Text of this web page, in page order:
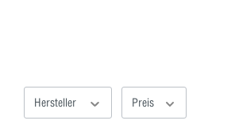
Hersteller Preis